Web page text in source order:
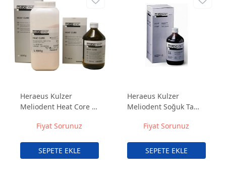
Heraeus Kulzer
Meliodent Heat Core –
Yapım Takımı
Fiyat Sorunuz
Heraeus Kulzer
Meliodent Soğuk Tamir
Dayanıklı Protez
Fiyat Sorunuz